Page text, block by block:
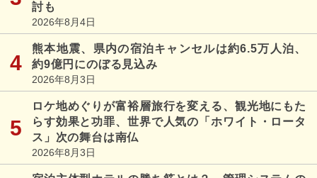
討も
2026年8月4日
熊本地震、県内の宿泊キャンセルは約6.5万人泊、
約9億円にのぼる見込み
2026年8月3日
ロケ地めぐりが富裕層旅行を変える、観光地にもた
らす効果と功罪、世界で人気の「ホワイト・ロータ
ス」次の舞台は南仏
2026年8月3日